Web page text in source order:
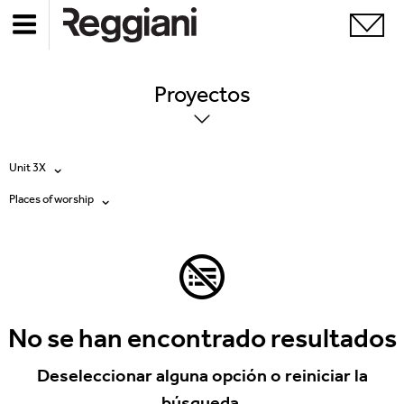
Proyectos
Unit 3X
Todos los productos
Mood Evo
Traceline System
Places of worship
No se han encontrado resultados
Deseleccionar alguna opción o reiniciar la